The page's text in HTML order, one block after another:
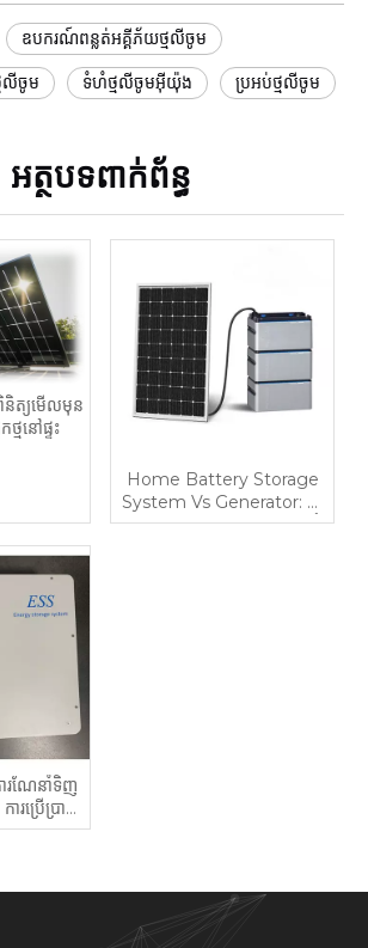
ឧបករណ៍ពន្លត់អគ្គីភ័យថ្មលីចូម
លីចូម ទំហំថ្មលីចូមអ៊ីយ៉ុង ប្រអប់ថ្មលីចូម
អត្ថបទពាក់ព័ន្ធ
ពិនិត្យមើលមុន
មនៅផ្ទះ
Home Battery Storage
System Vs Generator: តើ
មួយណាយល់កាន់តែច្បាស់នៅឆ្នាំ
ារណែនាំទិញ
រប្រើប្រាស់
ទិត្យដោយ